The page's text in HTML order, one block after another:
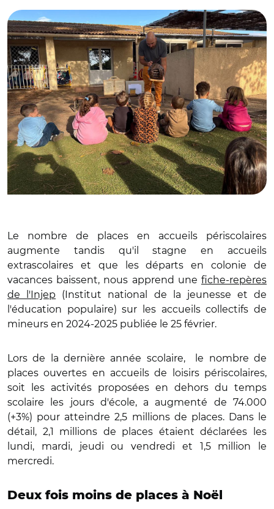
Le nombre de places en accueils périscolaires
augmente tandis qu'il stagne en accueils
extrascolaires et que les départs en colonie de
vacances baissent, nous apprend une fiche-repères
de l'Injep (Institut national de la jeunesse et de
l'éducation populaire) sur les accueils collectifs de
mineurs en 2024-2025 publiée le 25 février.
Lors de la dernière année scolaire,
le nombre de
places ouvertes en accueils de loisirs périscolaires,
soit les activités proposées en dehors du temps
scolaire les jours d'école, a augmenté de 74.000
(+3%) pour atteindre 2,5 millions de places. Dans le
détail, 2,1 millions de places étaient déclarées les
lundi, mardi, jeudi ou vendredi et 1,5 million le
mercredi.
Deux fois moins de places à Noël